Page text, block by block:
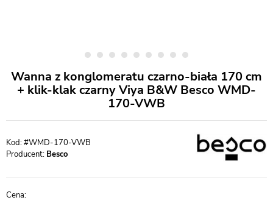
Wanna z konglomeratu czarno-biała 170 cm
+ klik-klak czarny Viya B&W Besco WMD-
170-VWB
#WMD-170-VWB
Producent: Besco